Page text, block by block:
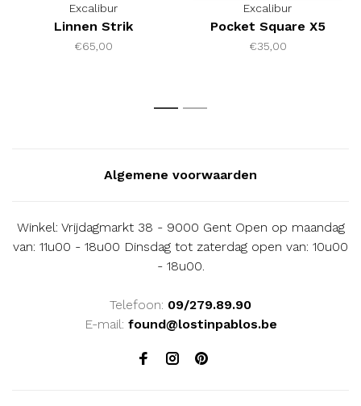
Excalibur
Linnen Strik
€65,00
Excalibur
Pocket Square X5
€35,00
1 2
Algemene voorwaarden
Winkel: Vrijdagmarkt 38 - 9000 Gent Open op maandag
van: 11u00 - 18u00 Dinsdag tot zaterdag open van: 10u00
- 18u00.
Telefoon: 09/279.89.90
E-mail: found@lostinpablos.be